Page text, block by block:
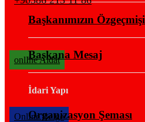
onlIne Aidat
OnlIne Belge
Başkanımızın Özgeçmişi
Başkana Mesaj
İdari Yapı
Organizasyon Şeması